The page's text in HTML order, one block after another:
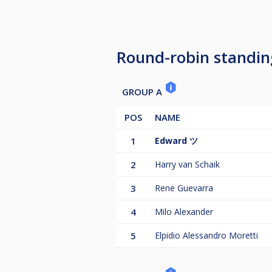
The draw will take place at
Arriving late results in the loss of
Arriving more than 30 minutes
*The tournament management
Round-robin
GROUP A
POS NAME
1
Edward ツ
2 Harry van Schaik
3 Rene Guevarra
4 Milo Alexander
5 Elpidio Alessandro Moretti